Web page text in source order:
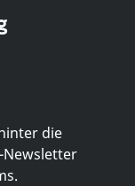
die
Newsletter